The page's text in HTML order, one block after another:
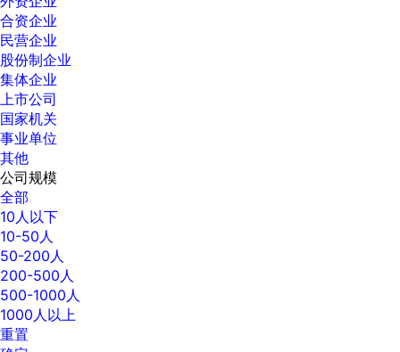
合资企业
民营企业
股份制企业
集体企业
上市公司
国家机关
事业单位
其他
公司规模
全部
10人以下
10-50人
50-200人
200-500人
500-1000人
1000人以上
重置